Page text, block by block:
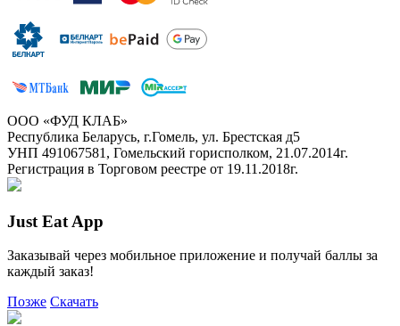
ООО «ФУД КЛАБ»
Республика Беларусь, г.Гомель, ул. Брестская д5
УНП 491067581, Гомельский горисполком, 21.07.2014г.
Регистрация в Торговом реестре от 19.11.2018г.
Just Eat App
Заказывай через мобильное приложение и получай баллы за
каждый заказ!
Позже Скачать